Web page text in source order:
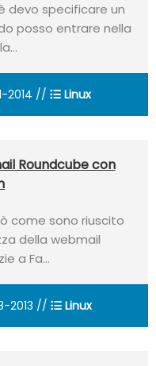
devo specificare un
posso entrare nella
2014 // Linux
Roundcube con
come sono riuscito
della webmail
a Fa...
2013 // Linux